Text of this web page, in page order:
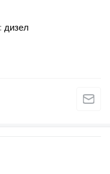
дизел